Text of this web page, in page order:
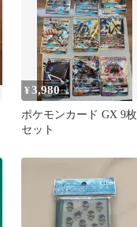
¥3,980
ポケモンカード GX 9枚
セット